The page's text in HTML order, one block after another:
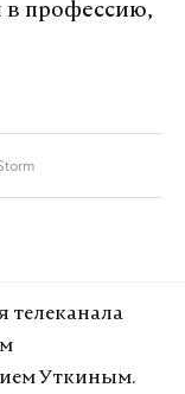
научно-
труда
в профессию,
телеканала
Уткиным.